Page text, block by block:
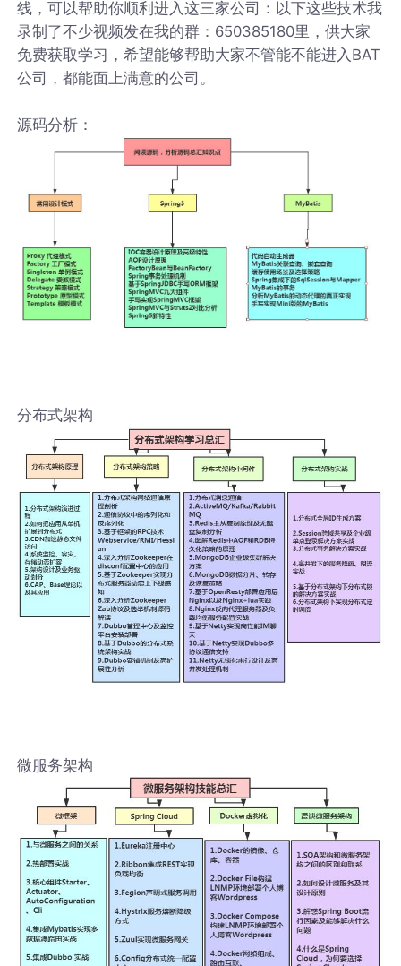
线，可以帮助你顺利进入这三家公司：以下这些技术我
录制了不少视频发在我的群：650385180里，供大家
免费获取学习，希望能够帮助大家不管能不能进入BAT
公司，都能面上满意的公司。
源码分析：
分布式架构
微服务架构